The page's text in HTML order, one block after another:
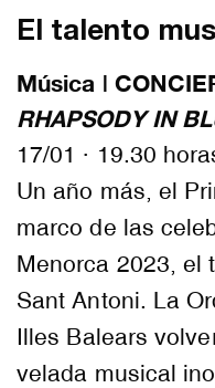
El talento
Música |
RHAPSODY IN
17/01 · 19.30
Un año más, el
marco de las
Menorca 2023, el
Sant Antoni. La
Illes Balears
velada musical